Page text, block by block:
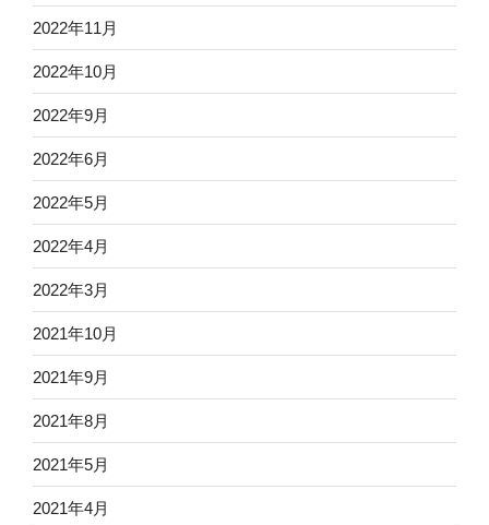
2022年11月
2022年10月
2022年9月
2022年6月
2022年5月
2022年4月
2022年3月
2021年10月
2021年9月
2021年8月
2021年5月
2021年4月